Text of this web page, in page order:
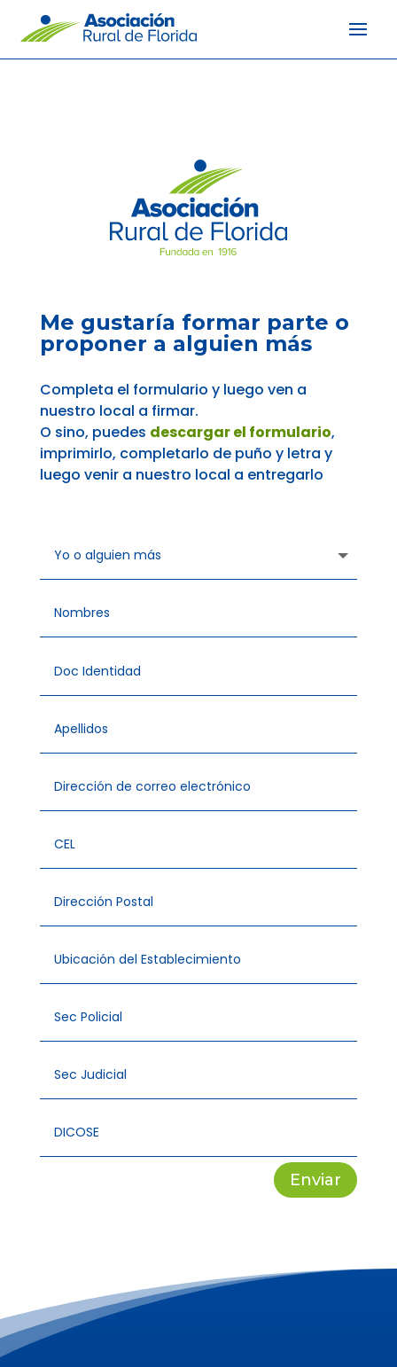
Me gustaría formar parte o
proponer a alguien más
Completa el formulario y luego ven a
nuestro local a firmar.
O sino, puedes descargar el formulario,
imprimirlo, completarlo de puño y letra y
luego venir a nuestro local a entregarlo
Enviar